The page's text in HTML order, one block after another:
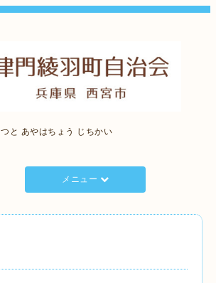
つと あやはちょう じちかい
メニュー